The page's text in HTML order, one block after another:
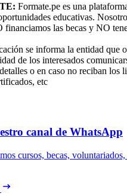
Formate.pe es una
educativas.
financiamos las becas y NO
se informa la entidad que
de los interesados
o en caso no reciban los
etc
canal de WhatsApp
cursos, becas,